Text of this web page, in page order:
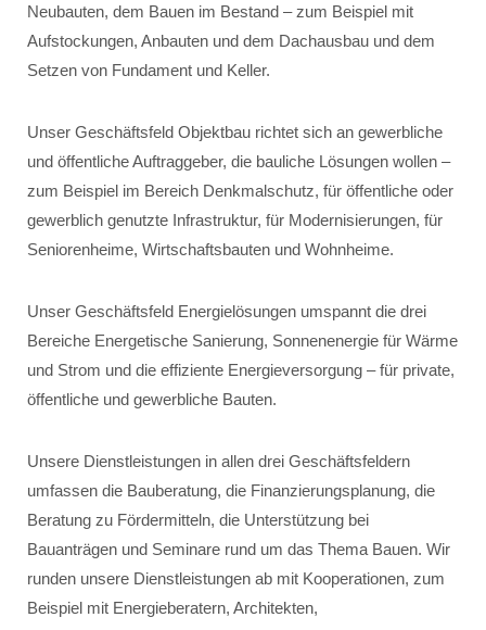
Neubauten, dem Bauen im Bestand – zum Beispiel mit
Aufstockungen, Anbauten und dem Dachausbau und dem
Setzen von Fundament und Keller.
Unser Geschäftsfeld Objektbau richtet sich an gewerbliche
und öffentliche Auftraggeber, die bauliche Lösungen wollen –
zum Beispiel im Bereich Denkmalschutz, für öffentliche oder
gewerblich genutzte Infrastruktur, für Modernisierungen, für
Seniorenheime, Wirtschaftsbauten und Wohnheime.
Unser Geschäftsfeld Energielösungen umspannt die drei
Bereiche Energetische Sanierung, Sonnenenergie für Wärme
und Strom und die effiziente Energieversorgung – für private,
öffentliche und gewerbliche Bauten.
Unsere Dienstleistungen in allen drei Geschäftsfeldern
umfassen die Bauberatung, die Finanzierungsplanung, die
Beratung zu Fördermitteln, die Unterstützung bei
Bauanträgen und Seminare rund um das Thema Bauen. Wir
runden unsere Dienstleistungen ab mit Kooperationen, zum
Beispiel mit Energieberatern, Architekten,